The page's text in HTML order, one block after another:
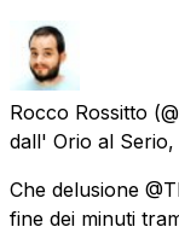
Rocco Rossitto
dall' Orio al
Che delusione
fine dei minuti